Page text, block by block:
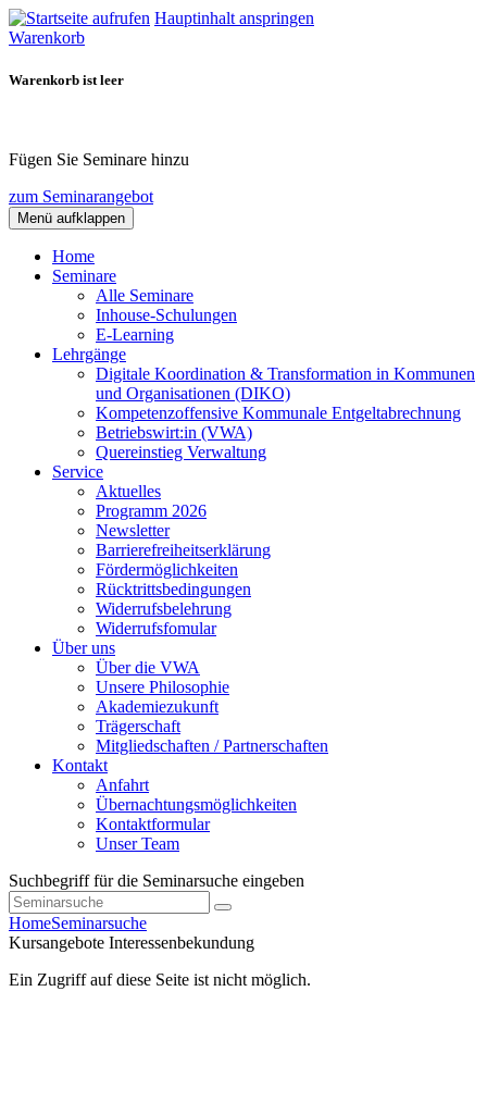
Hauptinhalt anspringen
Warenkorb
Warenkorb ist leer
Fügen Sie Seminare hinzu
zum Seminarangebot
Menü aufklappen
Home
Seminare
Alle Seminare
Inhouse-Schulungen
E-Learning
Lehrgänge
Digitale Koordination & Transformation in Kommunen
und Organisationen (DIKO)
Kompetenzoffensive Kommunale Entgeltabrechnung
Betriebswirt:in (VWA)
Quereinstieg Verwaltung
Service
Aktuelles
Programm 2026
Newsletter
Barrierefreiheitserklärung
Fördermöglichkeiten
Rücktrittsbedingungen
Widerrufsbelehrung
Widerrufsfomular
Über uns
Über die VWA
Unsere Philosophie
Akademiezukunft
Trägerschaft
Mitgliedschaften / Partnerschaften
Kontakt
Anfahrt
Übernachtungsmöglichkeiten
Kontaktformular
Unser Team
Suchbegriff für die Seminarsuche eingeben
HomeSeminarsuche
Kursangebote Interessenbekundung
Ein Zugriff auf diese Seite ist nicht möglich.